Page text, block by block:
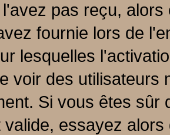
pas reçu,
fournie lors de
lesquelles
voir des utilisateurs
Si vous êtes sûr
valide, essayez